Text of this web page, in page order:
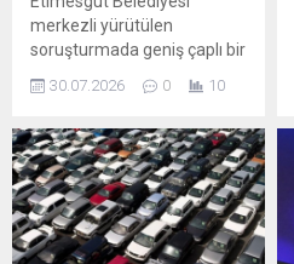
merkezli yürütülen
soruşturmada geniş çaplı bir
operasyon gerçekleştirildi.
Operasyon kapsamında,
başkanının da bulunduğu
çok sayıda kişi hakkında
gözaltı kararı uygulandı.
Soruşturmanın detayları
hâlen derinlemesine
30.07.2026 0 10